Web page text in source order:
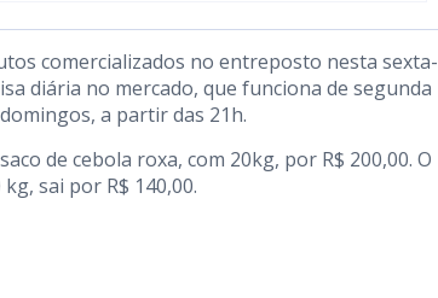
comercializados no entreposto nesta sexta-
diária no mercado, que funciona de segunda
a partir das 21h.
de cebola roxa, com 20kg, por R$ 200,00. O
sai por R$ 140,00.